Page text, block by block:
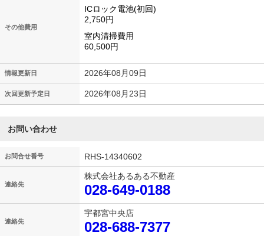
その他費用
ICロック電池(初回)
2,750円
室内清掃費用
60,500円
情報更新日 2026年08月09日
次回更新予定日 2026年08月23日
お問い合わせ
お問合せ番号 RHS-14340602
連絡先
株式会社あるある不動産
028-649-0188
連絡先
宇都宮中央店
028-688-7377